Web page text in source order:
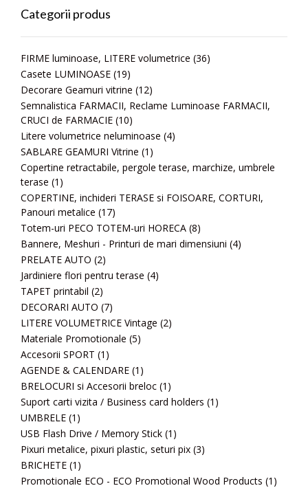
Categorii produs
FIRME luminoase, LITERE volumetrice (36)
Casete LUMINOASE (19)
Decorare Geamuri vitrine (12)
Semnalistica FARMACII, Reclame Luminoase FARMACII,
CRUCI de FARMACIE (10)
Litere volumetrice neluminoase (4)
SABLARE GEAMURI Vitrine (1)
Copertine retractabile, pergole terase, marchize, umbrele
terase (1)
COPERTINE, inchideri TERASE si FOISOARE, CORTURI,
Panouri metalice (17)
Totem-uri PECO TOTEM-uri HORECA (8)
Bannere, Meshuri - Printuri de mari dimensiuni (4)
PRELATE AUTO (2)
Jardiniere flori pentru terase (4)
TAPET printabil (2)
DECORARI AUTO (7)
LITERE VOLUMETRICE Vintage (2)
Materiale Promotionale (5)
Accesorii SPORT (1)
AGENDE & CALENDARE (1)
BRELOCURI si Accesorii breloc (1)
Suport carti vizita / Business card holders (1)
UMBRELE (1)
USB Flash Drive / Memory Stick (1)
Pixuri metalice, pixuri plastic, seturi pix (3)
BRICHETE (1)
Promotionale ECO - ECO Promotional Wood Products (1)